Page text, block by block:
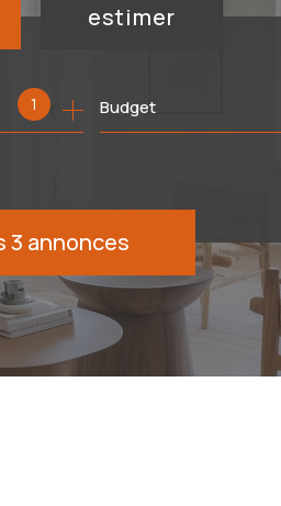
estimer
1 Budget
3 annonces